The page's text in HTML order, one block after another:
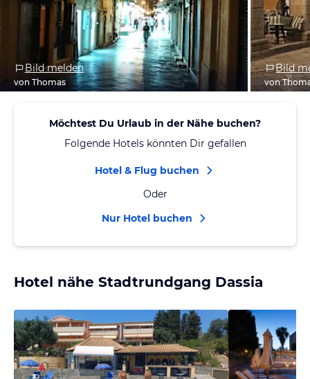
Bild melden
von Thomas
Bild
von
Möchtest Du Urlaub in der Nähe buchen?
Folgende Hotels könnten Dir gefallen
Hotel & Flug buchen
Oder
Nur Hotel buchen
Hotel nähe Stadtrundgang Dassia